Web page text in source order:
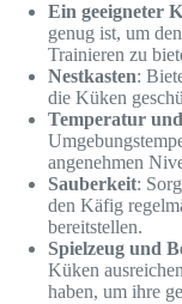
Ein geeigneter
genug ist, um
Trainieren zu
Nestkasten:
die Küken
Temperatur
angenehmen
Sauberkeit:
den Käfig
bereitstellen.
Spielzeug und
Küken
haben, um ihre